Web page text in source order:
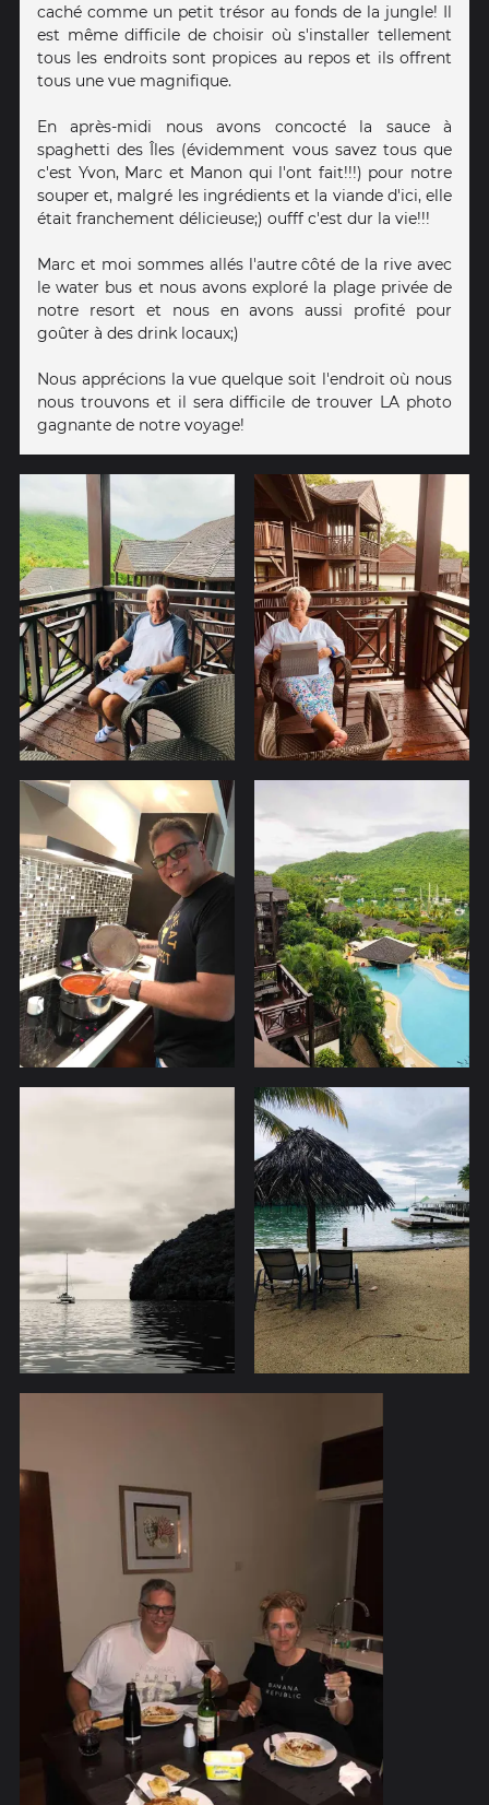
caché comme un petit trésor au fonds de la jungle! Il
est même difficile de choisir où s'installer tellement
tous les endroits sont propices au repos et ils offrent
tous une vue magnifique.
En après-midi nous avons concocté la sauce à
spaghetti des Îles (évidemment vous savez tous que
c'est Yvon, Marc et Manon qui l'ont fait!!!) pour notre
souper et, malgré les ingrédients et la viande d'ici, elle
était franchement délicieuse;) oufff c'est dur la vie!!!
Marc et moi sommes allés l'autre côté de la rive avec
le water bus et nous avons exploré la plage privée de
notre resort et nous en avons aussi profité pour
goûter à des drink locaux;)
Nous apprécions la vue quelque soit l'endroit où nous
nous trouvons et il sera difficile de trouver LA photo
gagnante de notre voyage!